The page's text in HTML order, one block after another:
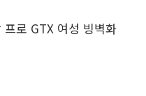
프로 GTX 여성 빙벽화